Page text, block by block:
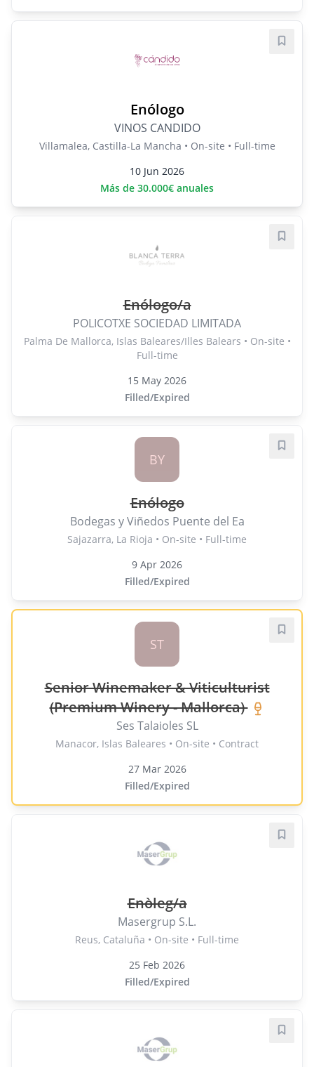
Enólogo
VINOS CANDIDO
Villamalea, Castilla-La Mancha • On-site • Full-time
10 Jun 2026
Más de 30.000€ anuales
Save
Enólogo/a
POLICOTXE SOCIEDAD LIMITADA
Palma De Mallorca, Islas Baleares/Illes Balears • On-site •
Full-time
15 May 2026
Filled/Expired
Save
BY
Enólogo
Bodegas y Viñedos Puente del Ea
Sajazarra, La Rioja • On-site • Full-time
9 Apr 2026
Filled/Expired
Save
ST
Senior Winemaker & Viticulturist
(Premium Winery - Mallorca)
Ses Talaioles SL
Manacor, Islas Baleares • On-site • Contract
27 Mar 2026
Filled/Expired
Save
Enòleg/a
Masergrup S.L.
Reus, Cataluña • On-site • Full-time
25 Feb 2026
Filled/Expired
Save
Save